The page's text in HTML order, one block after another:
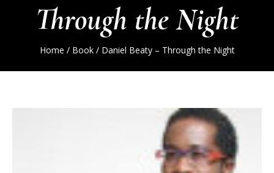
Through the Night
Home / Book/ Daniel Beaty – Through the Night